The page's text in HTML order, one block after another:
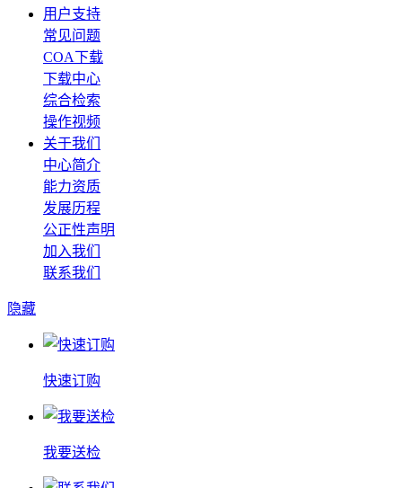
用户支持
常见问题
COA下载
下载中心
综合检索
操作视频
关于我们
中心简介
能力资质
发展历程
公正性声明
加入我们
联系我们
隐藏
快速订购
我要送检